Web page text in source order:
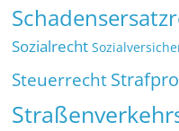
Sozialrecht
Steuerrecht